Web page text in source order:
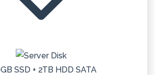
SSD + 2TB HDD SATA